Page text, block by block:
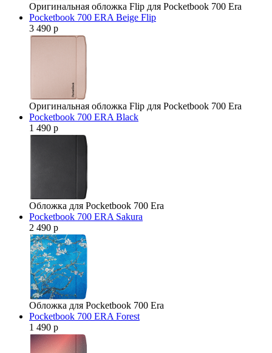
Оригинальная обложка Flip для Pocketbook 700 Era
Pocketbook 700 ERA Beige Flip
3 490 р
Оригинальная обложка Flip для Pocketbook 700 Era
Pocketbook 700 ERA Black
1 490 р
Обложка для Pocketbook 700 Era
Pocketbook 700 ERA Sakura
2 490 р
Обложка для Pocketbook 700 Era
Pocketbook 700 ERA Forest
1 490 р